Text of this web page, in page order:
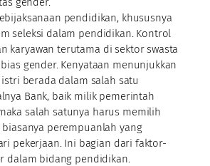
pendidikan, khususnya
seleksi dalam pendidikan. Kontrol
karyawan terutama di sektor swasta
gender. Kenyataan menunjukkan
berada dalam salah satu
Bank, baik milik pemerintah
salah satunya harus memilih
perempuanlah yang
pekerjaan. Ini bagian dari faktor-
dalam bidang pendidikan.